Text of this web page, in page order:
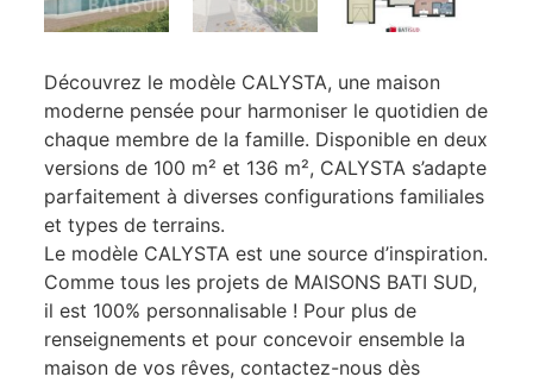
Découvrez le modèle CALYSTA, une maison
moderne pensée pour harmoniser le quotidien de
chaque membre de la famille. Disponible en deux
versions de 100 m² et 136 m², CALYSTA s’adapte
parfaitement à diverses configurations familiales
et types de terrains.
Le modèle CALYSTA est une source d’inspiration.
Comme tous les projets de MAISONS BATI SUD,
il est 100% personnalisable ! Pour plus de
renseignements et pour concevoir ensemble la
maison de vos rêves, contactez-nous dès